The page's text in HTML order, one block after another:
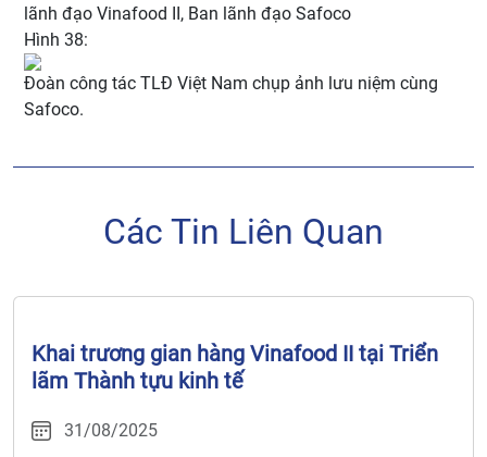
lãnh đạo Vinafood II, Ban lãnh đạo Safoco
Hình 38:
Đoàn công tác TLĐ Việt Nam chụp ảnh lưu niệm cùng
Safoco.
Các Tin Liên Quan
Khai trương gian hàng Vinafood II tại Triển
lãm Thành tựu kinh tế
31/08/2025